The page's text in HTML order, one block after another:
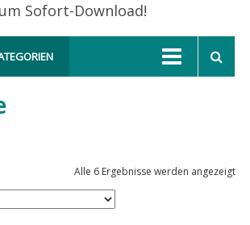
Sofort-Download!
Alle 6 Ergebnisse werden angezeigt